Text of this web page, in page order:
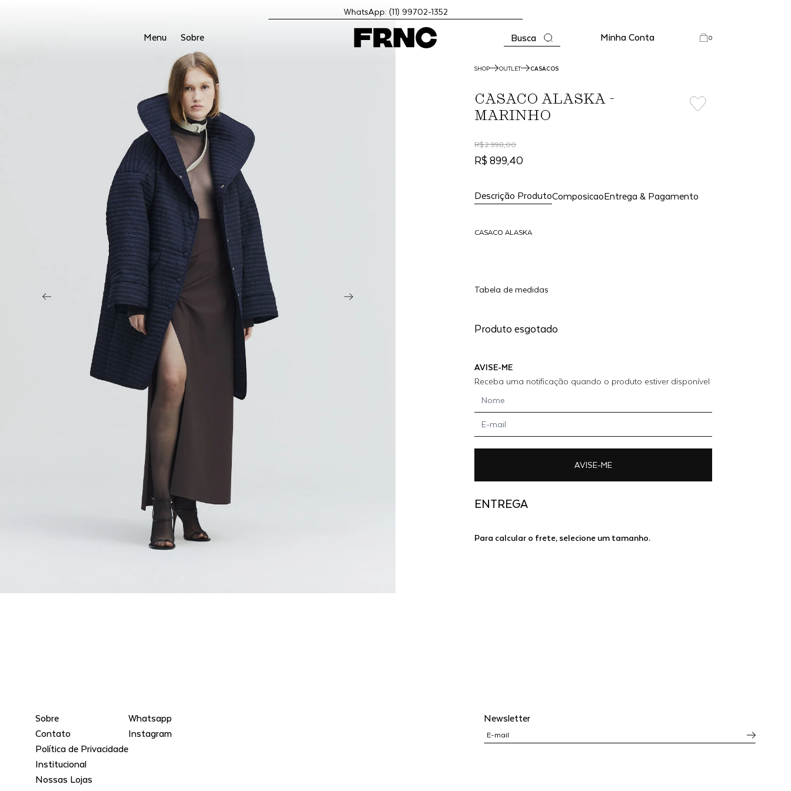
WhatsApp: (11) 99702-1352
Menu Sobre Busca Minha Conta 0
SHOP OUTLET CASACOS
CASACO ALASKA -
MARINHO
R$ 2.998,00
R$ 899,40
Composicao
Descrição Produto Entrega & Pagamento
CASACO ALASKA
Tabela de medidas
Produto esgotado
AVISE-ME
Receba uma notificação quando o produto estiver disponível
AVISE-ME
ENTREGA
Para calcular o frete, selecione um tamanho.
Sobre
Contato
Política de Privacidade
Institucional
Nossas Lojas
Whatsapp
Instagram
Newsletter